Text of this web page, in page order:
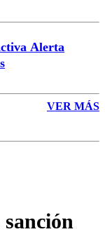
Alerta
VER MÁS